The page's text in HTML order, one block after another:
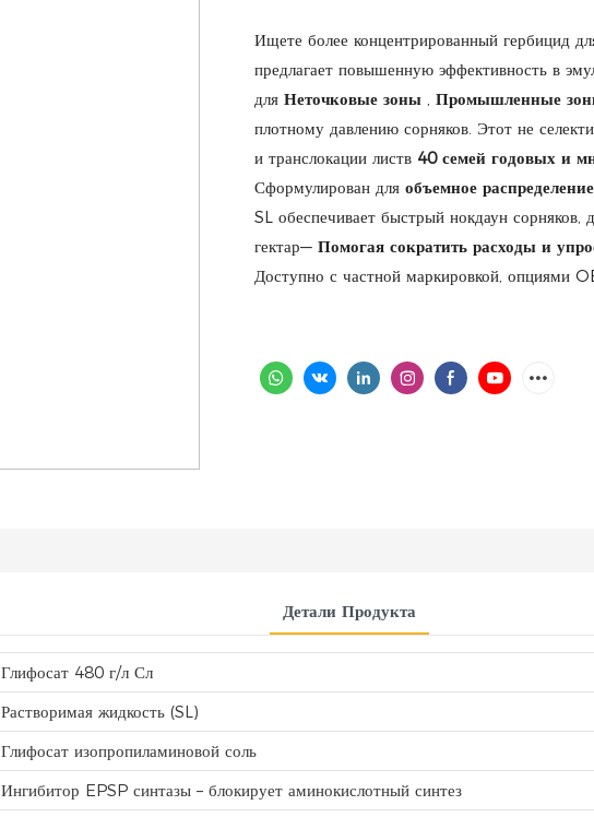
Ищете более концентрированный гербицид
предлагает повышенную эффективность в
для Неточковые зоны Промышленные
плотному давлению сорняков. Этот не
и транслокации листв 40 семей годовых и
Сформулирован для объемное
SL обеспечивает быстрый нокдаун
гектар— Помогая сократить расходы и
Доступно с частной маркировкой, опциями
Детали Продукта
Глифосат 480 г/л Сл
Растворимая жидкость (SL)
Глифосат изопропиламиновой соль
Ингибитор EPSP синтазы – блокирует аминокислотный синтез